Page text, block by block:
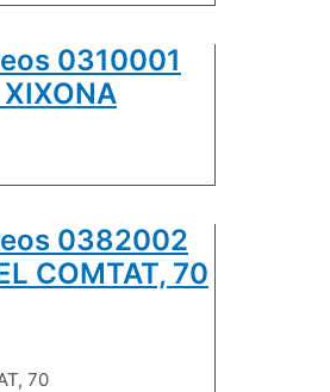
0310001
0382002
COMTAT, 70
70